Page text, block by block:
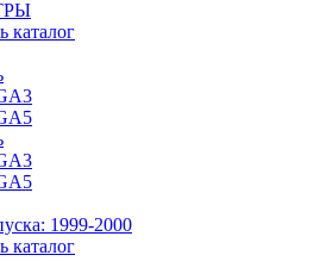
каталог
1999-2000
каталог